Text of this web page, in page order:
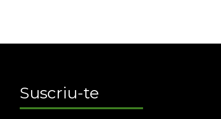
Suscriu-te